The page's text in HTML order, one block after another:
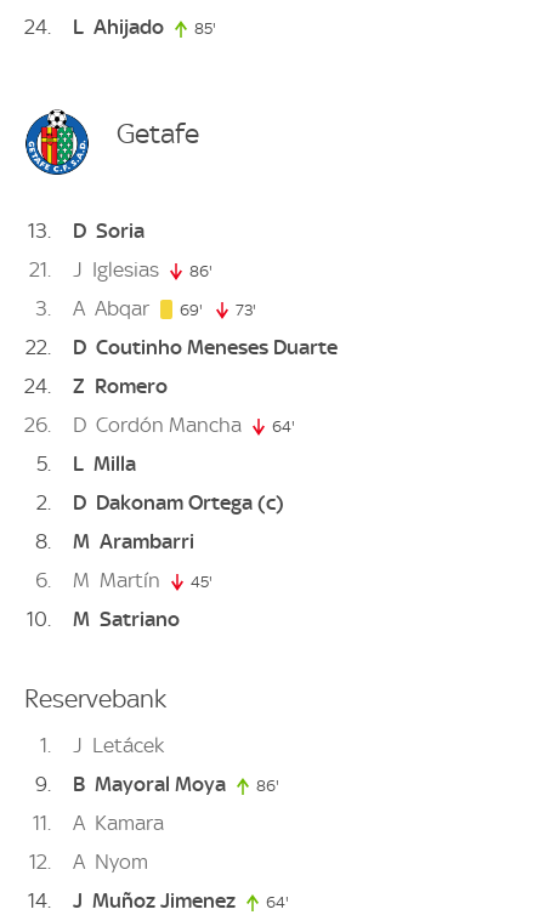
24
L Ahijado 85'
Getafe
13 D Soria
21
J Iglesias 86'
3 A Abqar 69' 69. minute
73'
22 D Coutinho Meneses Duarte
24
Z Romero
26
D Cordón Mancha 64'
5 L Milla
2
D Dakonam Ortega (c)
8
M Arambarri
6
M Martín 45'
10 M Satriano
Reservebank
1 J Letácek
9
B Mayoral Moya 86'
11 A Kamara
12
A Nyom
14
J Muñoz Jimenez 64'